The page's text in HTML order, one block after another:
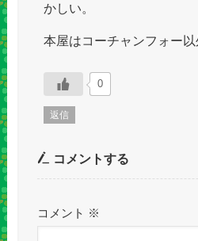
かしい。
本屋はコーチャンフォー以
0
返信
コメントする
コメント ※